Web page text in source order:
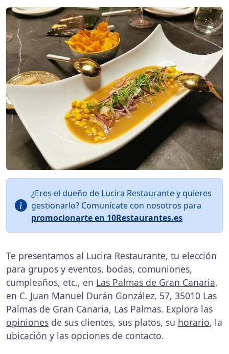
¿Eres el dueño de Lucira Restaurante y quieres
gestionarlo? Comunícate con nosotros para
promocionarte en 10Restaurantes.es
Te presentamos al Lucira Restaurante, tu elección
para grupos y eventos, bodas, comuniones,
cumpleaños, etc., en Las Palmas de Gran Canaria,
en C. Juan Manuel Durán González, 57, 35010 Las
Palmas de Gran Canaria, Las Palmas. Explora las
opiniones de sus clientes, sus platos, su horario, la
ubicación y las opciones de contacto.